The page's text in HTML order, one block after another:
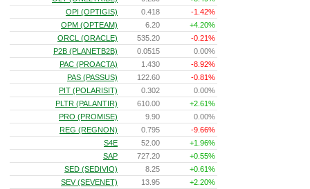
OPI (OPTIGIS)
0.418
-1.42%
OPM (OPTEAM)
6.20
+4.20%
ORCL (ORACLE)
535.20
-0.21%
P2B (PLANETB2B)
0.0515
0.00%
PAC (PROACTA)
1.430
-8.92%
PAS (PASSUS)
122.60
-0.81%
PIT (POLARISIT)
0.302
0.00%
PLTR (PALANTIR)
610.00
+2.61%
PRO (PROMISE)
9.90
0.00%
REG (REGNON)
0.795
-9.66%
S4E
52.00
+1.96%
SAP
727.20
+0.55%
SED (SEDIVIO)
8.25
+0.61%
SEV (SEVENET)
13.95
+2.20%